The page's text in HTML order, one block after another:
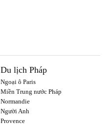
Du lịch Pháp
Ngoại ô Paris
Miền Trung nước Pháp
Normandie
Người Anh
Provence